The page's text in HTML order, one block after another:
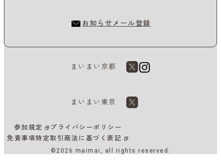
お知らせメール登録
まいまい京都
まいまい東京
参加規定
プライバシーポリシー
免責事項特定取引商法に基づく表記
©2026 maimai, all rights reserved.